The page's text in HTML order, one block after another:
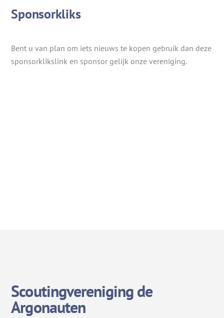
Sponsorkliks
Bent u van plan om iets nieuws te kopen gebruik dan deze
sponsorklikslink en sponsor gelijk onze vereniging.
Scoutingvereniging de
Argonauten